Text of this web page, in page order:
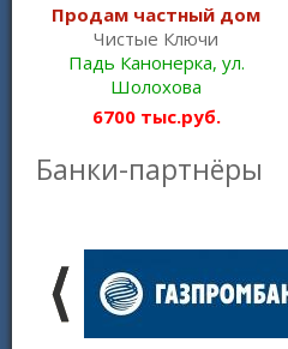
Продам частный дом
Чистые Ключи
Падь Канонерка, ул.
Шолохова
6700 тыс.руб.
Банки-партнёры